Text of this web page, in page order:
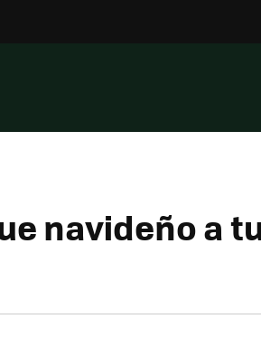
navideño a